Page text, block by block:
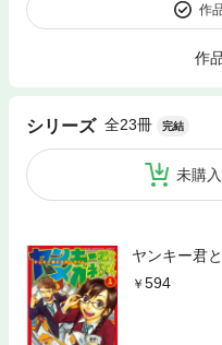
作
作
シリーズ 全23冊 完結
未購
ヤンキー君
594